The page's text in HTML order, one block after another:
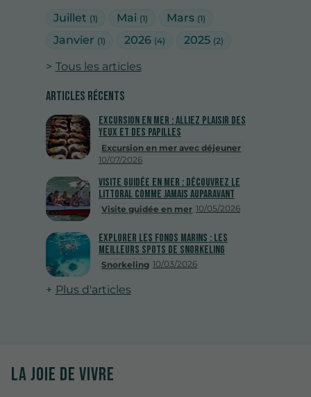
Juillet (1) Mai (1) Mars (1)
Janvier (1) 2026 (4) 2025 (2)
Tous les articles
Articles récents
Excursion en mer avec déjeuner
10/07/2026
Excursion en mer : alliez plaisir des
yeux et des papilles
Visite guidée en mer 10/05/2026
Visite guidée en mer : découvrez le
littoral comme jamais auparavant
Snorkeling 10/03/2026
Explorer les fonds marins : les
meilleurs spots de snorkeling
Plus d'articles
LA JOIE DE VIVRE